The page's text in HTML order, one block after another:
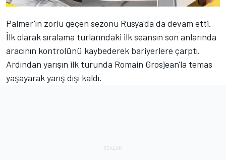
Palmer'ın zorlu geçen sezonu Rusya'da da devam etti.
İlk olarak sıralama turlarındaki ilk seansın son anlarında
aracının kontrolünü kaybederek bariyerlere çarptı.
Ardından yarışın ilk turunda Romain Grosjean'la temas
yaşayarak yarış dışı kaldı.